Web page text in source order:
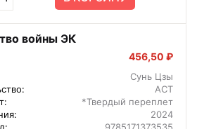
войны ЭК
456,50 ₽
Сунь Цзы
АСТ
*Твердый переплет
2024
9785171373535